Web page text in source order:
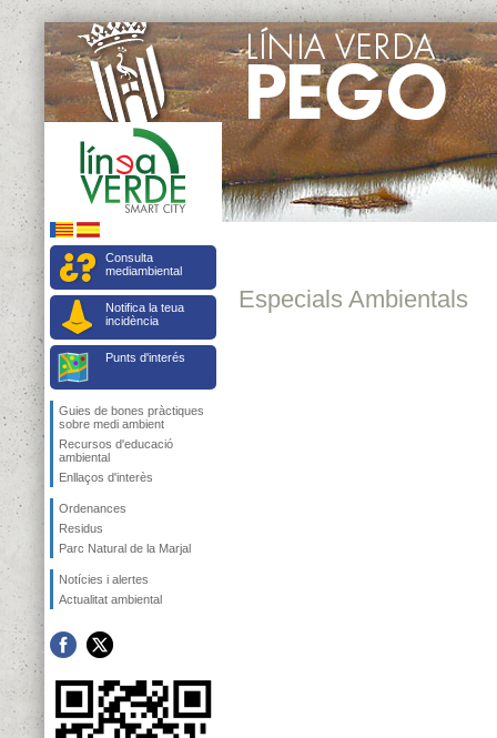
Consulta
mediambiental
Notifica la teua
incidència
Punts d'interés
Guies de bones pràctiques
sobre medi ambient
Recursos d'educació
ambiental
Enllaços d'interès
Ordenances
Residus
Parc Natural de la Marjal
Notícies i alertes
Actualitat ambiental
Especials Ambientals